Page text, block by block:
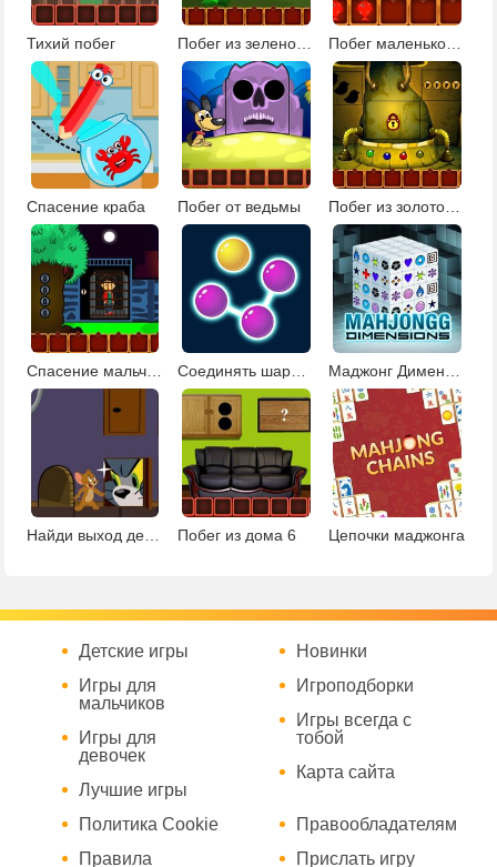
Тихий побег Побег из зеленой усадьбы Побег маленькой девочки
Спасение краба Побег от ведьмы Побег из золотого рудника
Спасение мальчика Соединять шарики 2 Маджонг Дименсионс
Найди выход детская Побег из дома 6 Цепочки маджонга
Детские игры
Игры для
мальчиков
Игры для
девочек
Лучшие игры
Новинки
Игроподборки
Игры всегда с
тобой
Карта сайта
Политика Cookie
Правила
Правообладателям
Прислать игру